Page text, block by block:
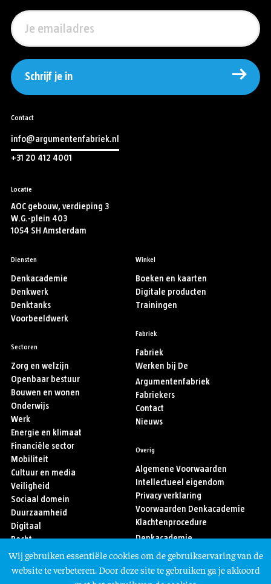
Schrijf je in
Contact
info@argumentenfabriek.nl
+31 20 412 4001
Locatie
AOC gebouw, verdieping 3
W.G.-plein 403
1054 SH Amsterdam
Diensten
Denkacademie
Denkwerk
Denktanks
Voorbeeldwerk
Sectoren
Zorg en welzijn
Openbaar bestuur
Bouwen en wonen
Onderwijs
Werk
Energie en klimaat
Financiële sector
Mobiliteit
Cultuur en media
Veiligheid
Sociaal domein
Duurzaamheid
Digitaal
Recht
Sport
Asiel en migratie
Winkel
Boeken en kaarten
Digitale producten
Trainingen
Fabriek
Fabriek
Werken bij De
Argumentenfabriek
Fabriekers
Contact
Nieuws
Overig
Algemene Voorwaarden
Intellectueel eigendom
Privacy verklaring
Voorwaarden Denkacademie
Klachtenprocedure
Denkacademie
Volg ons
Wij gebruiken essentiële cookies om de gebruikservaring van de
website te verbeteren. Door deze site te gebruiken ga je akkoord